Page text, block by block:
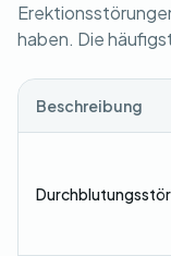
haben. Die
Beschreibung